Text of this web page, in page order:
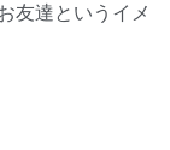
友達というイメ